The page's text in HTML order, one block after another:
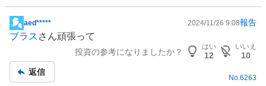
掲
示
事
aed***** 2024/11/26 9:08報告
ブラス さん頑張って
投資の参考になりましたか？
はい
12
いいえ
10
返信
No.6263